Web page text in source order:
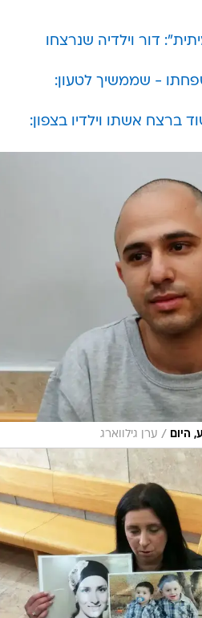
דור וילדיה שנרצחו
- שממשיך לטעון:
ברצח אשתו וילדיו בצפון:
היום / ערן גילווארג